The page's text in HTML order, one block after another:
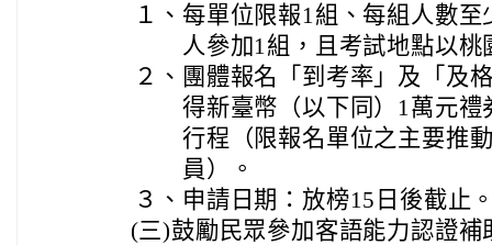
１、 每單位限報1組、每組人數
人參加1組，且考試地點以桃
２、 團體報名「到考率」及「及
得新臺幣（以下同）1萬元
行程（限報名單位之主要推
員）。
３、 申請日期：放榜15日後截止
(三)鼓勵民眾參加客語能力認證補